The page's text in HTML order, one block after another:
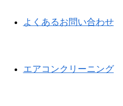
よくあるお問い合わせ
エアコンクリーニング